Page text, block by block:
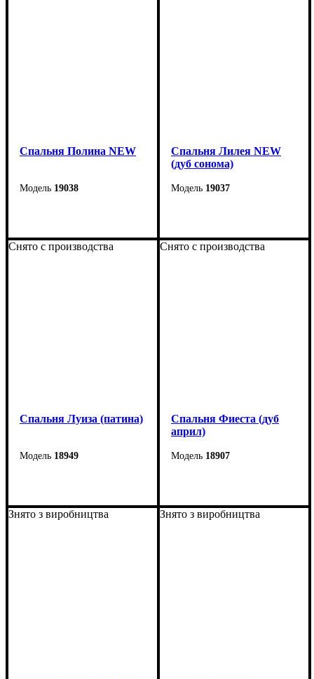
Спальня Полина NEW
19038
Спальня Лилея NEW
(дуб сонома)
19037
Снято с производства
Спальня Луиза (патина)
18949
Снято с производства
Спальня Фиеста (дуб
април)
18907
Знято з виробництва Знято з виробництва